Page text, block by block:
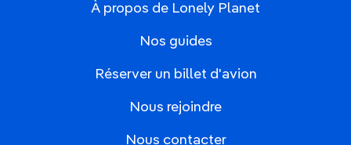
À propos de Lonely Planet
Nos guides
Réserver un billet d'avion
Nous rejoindre
Nous contacter